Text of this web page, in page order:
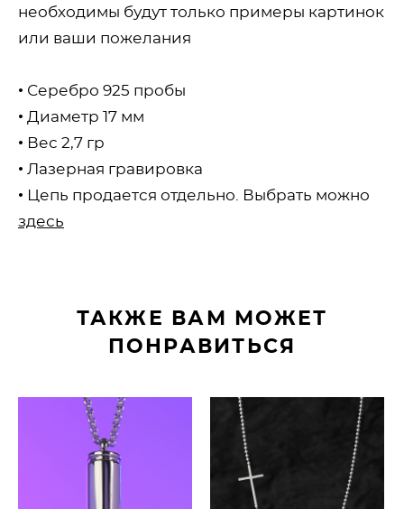
необходимы будут только примеры картинок
или ваши пожелания
• Серебро 925 пробы
• Диаметр 17 мм
• Вес 2,7 гр
• Лазерная гравировка
• Цепь продается отдельно. Выбрать можно
здесь
ТАКЖЕ ВАМ МОЖЕТ
ПОНРАВИТЬСЯ